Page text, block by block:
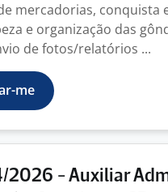
mercadorias, conquista
e organização das
de fotos/relatórios ...
me
2026 - Auxiliar